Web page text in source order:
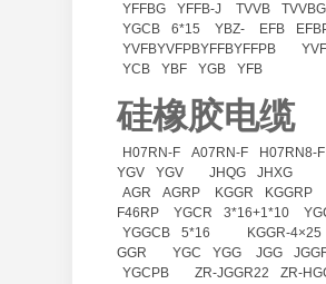
YFFBG
YFFB-J TVVB
TVVBG
YGCB
6*15 YBZ- EFB
YVFBYVFPBYFFBYFFPB
YCB
YBF YGB YFB
硅橡胶电缆
H07RN-F A07RN-F
H07RN8-F
YGV
YGV JHQG
JHXG
AGR
AGRP KGGR
KGGRP
F46RP
YGCR 3*16+1*10
YGGCB
5*16
KGGR-4×25
GGR
YGC YGG JGG
YGCPB
ZR-JGGR22
ZR-